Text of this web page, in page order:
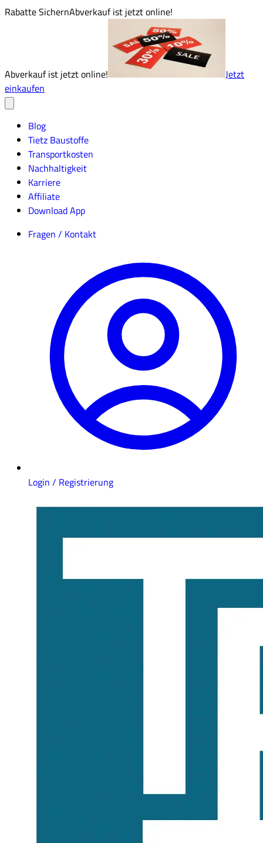
Rabatte SichernAbverkauf ist jetzt online!
Abverkauf ist jetzt online!
Jetzt
einkaufen
Blog
Tietz Baustoffe
Transportkosten
Nachhaltigkeit
Karriere
Affiliate
Download App
Fragen / Kontakt
Login / Registrierung